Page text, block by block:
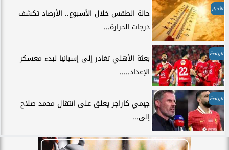
الأخبار
حالة الطقس خلال الأسبوع.. الأرصاد تكشف
درجات الحرارة...
الرياضة
بعثة الأهلي تغادر إلى إسبانيا لبدء معسكر
الإعداد.....
الرياضة
جيمي كاراجر يعلق على انتقال محمد صلاح
إلى...